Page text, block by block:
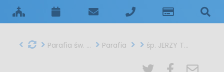
Parafia św. Jadwigi w Krakowie Parafia śp. JERZY TATARCZUCH